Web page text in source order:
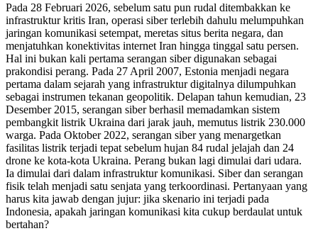
Pada 28 Februari 2026, sebelum satu pun rudal ditembakkan ke
infrastruktur kritis Iran, operasi siber terlebih dahulu melumpuhkan
jaringan komunikasi setempat, meretas situs berita negara, dan
menjatuhkan konektivitas internet Iran hingga tinggal satu persen.
Hal ini bukan kali pertama serangan siber digunakan sebagai
prakondisi perang. Pada 27 April 2007, Estonia menjadi negara
pertama dalam sejarah yang infrastruktur digitalnya dilumpuhkan
sebagai instrumen tekanan geopolitik. Delapan tahun kemudian, 23
Desember 2015, serangan siber berhasil memadamkan sistem
pembangkit listrik Ukraina dari jarak jauh, memutus listrik 230.000
warga. Pada Oktober 2022, serangan siber yang menargetkan
fasilitas listrik terjadi tepat sebelum hujan 84 rudal jelajah dan 24
drone ke kota-kota Ukraina. Perang bukan lagi dimulai dari udara.
Ia dimulai dari dalam infrastruktur komunikasi. Siber dan serangan
fisik telah menjadi satu senjata yang terkoordinasi. Pertanyaan yang
harus kita jawab dengan jujur: jika skenario ini terjadi pada
Indonesia, apakah jaringan komunikasi kita cukup berdaulat untuk
bertahan?